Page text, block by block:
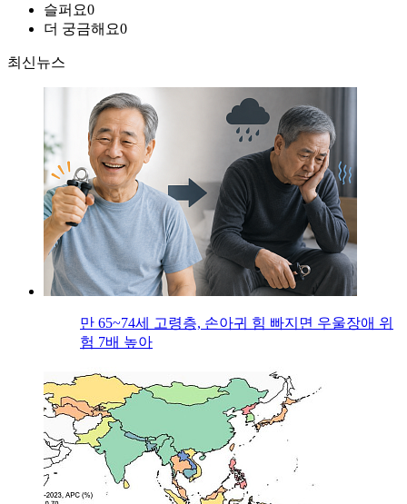
슬퍼요0
더 궁금해요0
최신뉴스
만 65~74세 고령층, 손아귀 힘 빠지면 우울장애 위
험 7배 높아